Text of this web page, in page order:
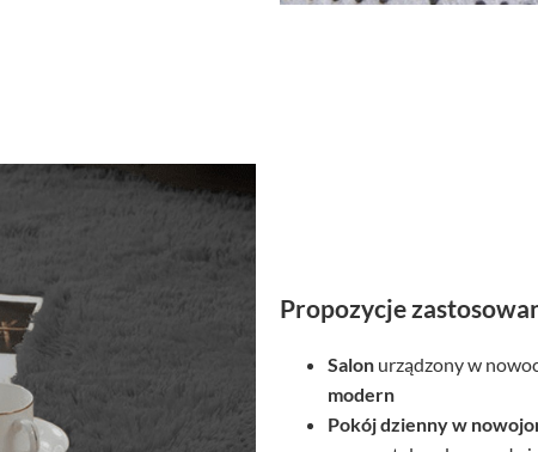
Propozycje
Salon urządzony w
modern
Pokój dziennyw